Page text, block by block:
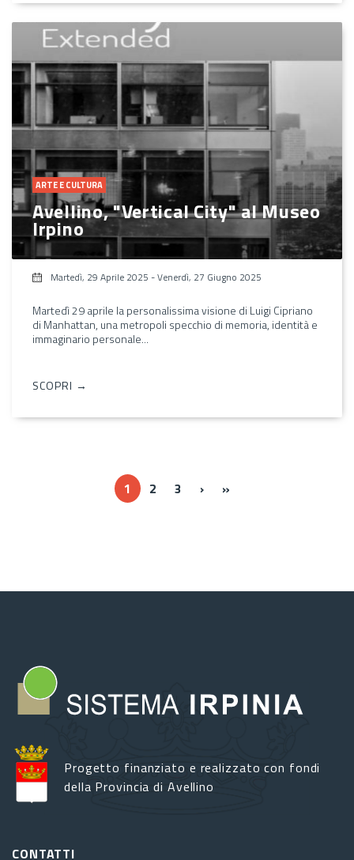
ARTE E CULTURA
Avellino, "Vertical City" al Museo
Irpino
Martedì, 29 Aprile 2025 -Venerdì, 27 Giugno 2025
Martedì 29 aprile la personalissima visione di Luigi Cipriano
di Manhattan, una metropoli specchio di memoria, identità e
immaginario personale...
SCOPRI →
1 2 3 ››› »
Progetto finanziato e realizzato con fondi
della Provincia di Avellino
CONTATTI